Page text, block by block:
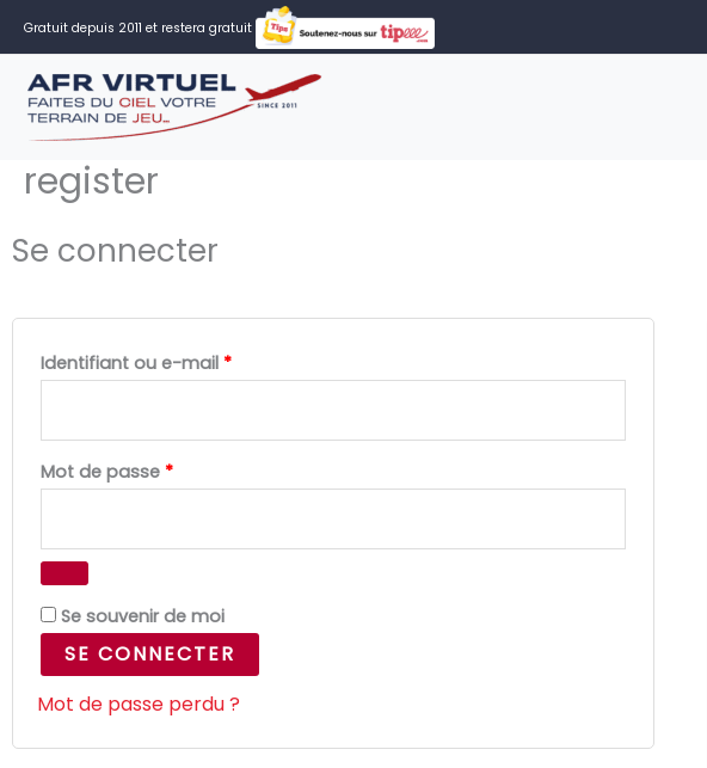
Aller
au
contenu
Gratuit depuis 2011 et restera gratuit
register
Se connecter
Identifiant ou e-mail *
Mot de passe *
Obligatoire
Se souvenir de moi
SE CONNECTER
Mot de passe perdu ?